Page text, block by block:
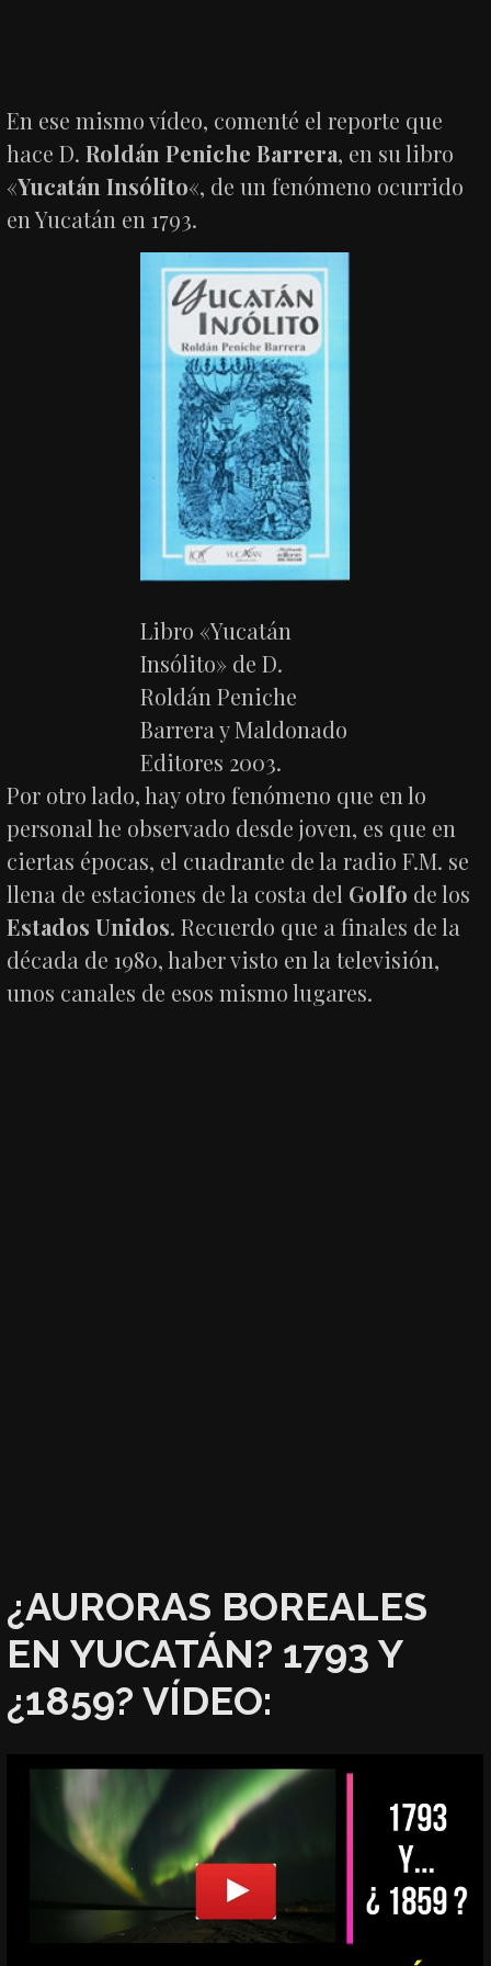
En ese mismo vídeo, comenté el reporte que
hace D.Roldán Peniche Barrera, en su libro
«Yucatán Insólito«, de un fenómeno ocurrido
en Yucatán en 1793.
Libro «Yucatán
Insólito» de D.
Roldán Peniche
Barrera y Maldonado
Editores 2003.
Por otro lado, hay otro fenómeno que en lo
personal he observado desde joven, es que en
ciertas épocas, el cuadrante de la radio F.M. se
llena de estaciones de la costa del Golfo de los
Estados Unidos. Recuerdo que a finales de la
década de 1980, haber visto en la televisión,
unos canales de esos mismo lugares.
¿AURORAS BOREALES
EN YUCATÁN? 1793 Y
¿1859? VÍDEO: